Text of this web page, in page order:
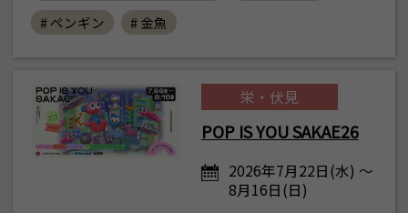
# ペンギン
# 金魚
栄・伏見
POP IS YOU SAKAE26
2026年7月22日(水) ～
8月16日(日)